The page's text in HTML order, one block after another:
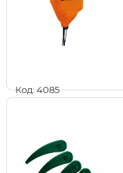
Код: 4085